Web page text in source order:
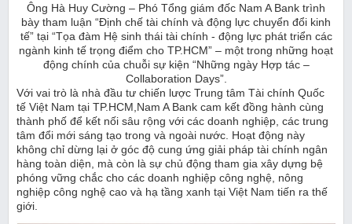
Ông Hà Huy Cường – Phó Tổng giám đốc Nam A Bank trình
bày tham luận “Định chế tài chính và động lực chuyển đổi kinh
tế” tại “Tọa đàm Hệ sinh thái tài chính - động lực phát triển các
ngành kinh tế trọng điểm cho TP.HCM” – một trong những hoạt
động chính của chuỗi sự kiện “Những ngày Hợp tác –
Collaboration Days”.
Với vai trò là nhà đầu tư chiến lược Trung tâm Tài chính Quốc
tế Việt Nam tại TP.HCM,Nam A Bank cam kết đồng hành cùng
thành phố để kết nối sâu rộng với các doanh nghiệp, các trung
tâm đổi mới sáng tạo trong và ngoài nước. Hoạt động này
không chỉ dừng lại ở góc độ cung ứng giải pháp tài chính ngân
hàng toàn diện, mà còn là sự chủ động tham gia xây dựng bệ
phóng vững chắc cho các doanh nghiệp công nghệ, nông
nghiệp công nghệ cao và hạ tầng xanh tại Việt Nam tiến ra thế
giới.